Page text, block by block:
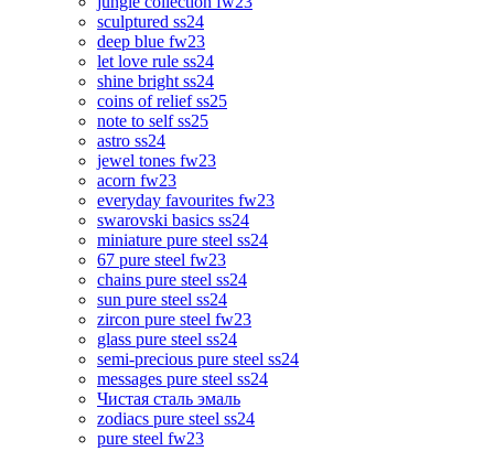
sculptured ss24
deep blue fw23
let love rule ss24
shine bright ss24
coins of relief ss25
note to self ss25
astro ss24
jewel tones fw23
acorn fw23
everyday favourites fw23
swarovski basics ss24
miniature pure steel ss24
67 pure steel fw23
chains pure steel ss24
sun pure steel ss24
zircon pure steel fw23
glass pure steel ss24
semi-precious pure steel ss24
messages pure steel ss24
Чистая сталь эмаль
zodiacs pure steel ss24
pure steel fw23